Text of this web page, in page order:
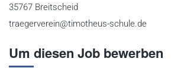
35767 Breitscheid
traegerverein@timotheus-schule.de
Um diesen Job bewerben